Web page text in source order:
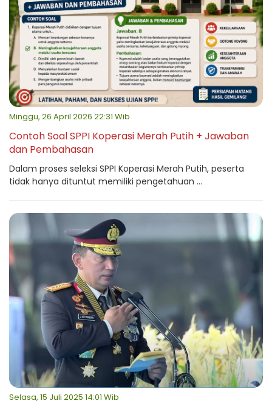
Minggu, 26 April 2026 22:31 Wib
Contoh Soal SPPI Koperasi Merah Putih + Jawaban
dan Pembahasan
Dalam proses seleksi SPPI Koperasi Merah Putih, peserta
tidak hanya dituntut memiliki pengetahuan ...
Selasa, 15 Juli 2025 14:01 Wib